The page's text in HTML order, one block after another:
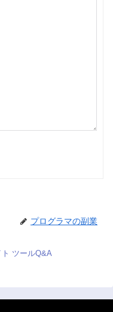
プログラマの副業
ツールQ&A